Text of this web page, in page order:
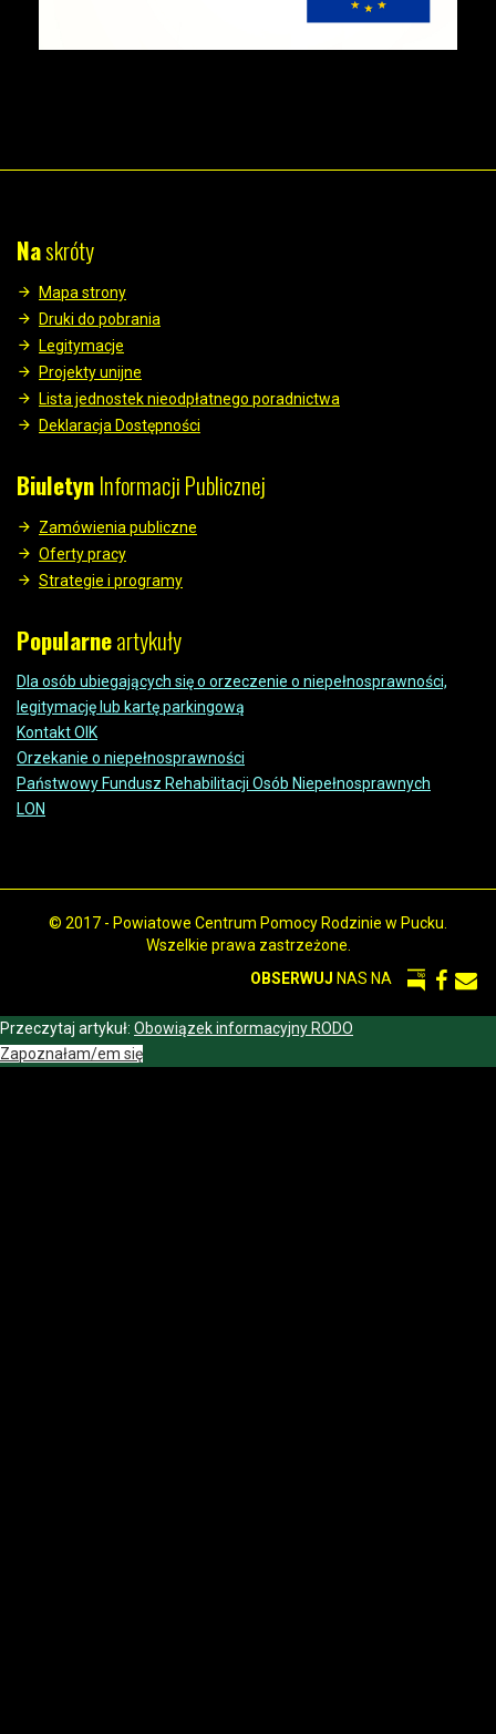
Naskróty
Mapa strony
Druki do pobrania
Legitymacje
Projekty unijne
Lista jednostek nieodpłatnego poradnictwa
Deklaracja Dostępności
BiuletynInformacji Publicznej
Zamówienia publiczne
Oferty pracy
Strategie i programy
Popularneartykuły
Dla osób ubiegających się o orzeczenie o niepełnosprawności,
legitymację lub kartę parkingową
Kontakt OIK
Orzekanie o niepełnosprawności
Państwowy Fundusz Rehabilitacji Osób Niepełnosprawnych
LON
© 2017 - Powiatowe Centrum Pomocy Rodzinie w Pucku.
Wszelkie prawa zastrzeżone.
OBSERWUJ NAS NA
Przeczytaj artykuł: Obowiązek informacyjny RODO
Zapoznałam/em się